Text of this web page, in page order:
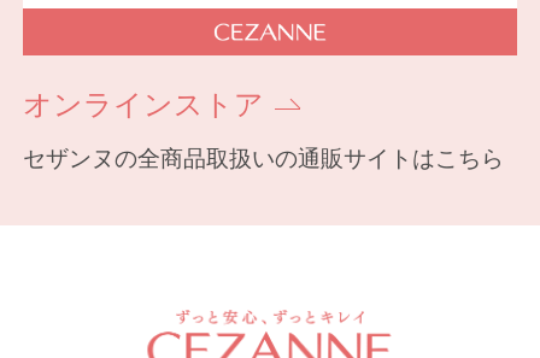
オンラインストア
セザンヌの全商品取扱いの通販サイトはこちら